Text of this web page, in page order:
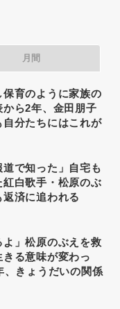
月間
保育のように家族の
ら2年、金田朋子
分たちにはこれが
で知った」自宅も
白歌手・松原のぶ
済に追われる
よ」松原のぶえを救
る意味が変わっ
、きょうだいの関係